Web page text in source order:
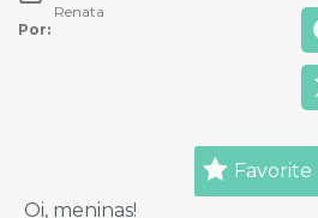
Por:
Renata
Favorite
Oi, meninas!